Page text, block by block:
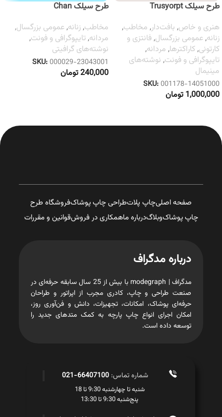
طرح سیلک Trusyorpt
هنری و خاص, بافت‌دار, مخاطب,
زنانه,عمومی بزرگسال,فانتزی و
کارتونی,کاراکترها, مردانه,
تایپوگرافی و فونت, نوشته‌های
مینیمال
SKU:001178-14051000
1,000,000 تومان
طرح سیلک Chan
مخاطب,زنانه,عمومی بزرگسال,
مردانه,تایپوگرافی و فونت,
نوشته‌های گرافیتی
SKU:000029-23043001
240,000تومان
صفحه اصلیچاپ پلاتطراحی چاپ پوشاکفروشگاه طرح
چاپ پوشاکوبلاگدرباره ماهمکاری در فروشقوانین و مقررات
درباره مدگراف
مدگراف | modegraph با بیش از 25 سال سابقه حرفه‌ای در
صنعت طراحی و چاپ، کادری مجرب از اپراتور و طراحان
حرفه‌ای پوشاک، امکانات، تجهیزات، دانش و فن‌آوری روز،
امکان اجرای انواع چاپ پارچه به کمک متدهای جدید را
توسعه داده است.
شماره تماس:66407100-021
شنبه تا چهارشنبه 9:30 تا 18
پنج‌شنبه 9:30 تا 13:30